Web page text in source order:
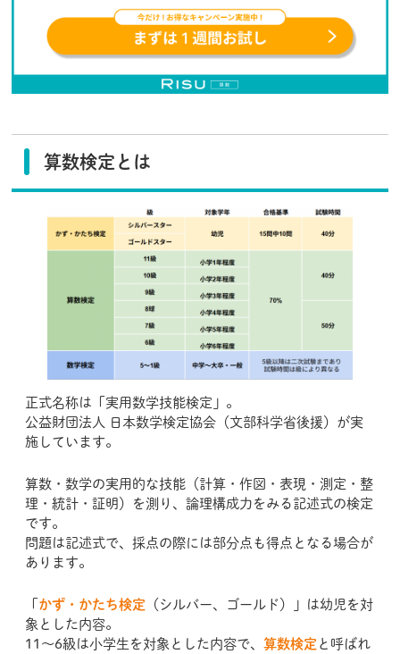
算数検定とは
正式名称は「実用数学技能検定」。
公益財団法人 日本数学検定協会（文部科学省後援）が実
施しています。
算数・数学の実用的な技能（計算・作図・表現・測定・整
理・統計・証明）を測り、論理構成力をみる記述式の検定
です。
問題は記述式で、採点の際には部分点も得点となる場合が
あります。
かず・かたち検定 （シルバー、ゴールド）」は幼児を対
象とした内容。
11～6級は小学生を対象とした内容で、算数検定 と呼ばれ